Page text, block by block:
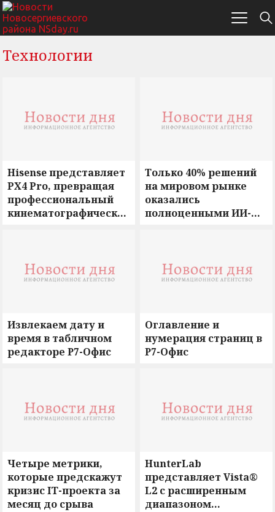
Технологии
Hisense представляет
PX4 Pro, превращая
профессиональный
кинематографический
Только 40% решений
на мировом рынке
оказались
полноценными ИИ-
Извлекаем дату и
время в табличном
редакторе Р7-Офис
Оглавление и
нумерация страниц в
Р7-Офис
Четыре метрики,
которые предскажут
кризис IT-проекта за
месяц до срыва
HunterLab
представляет Vista®
L2 с расширенным
диапазоном